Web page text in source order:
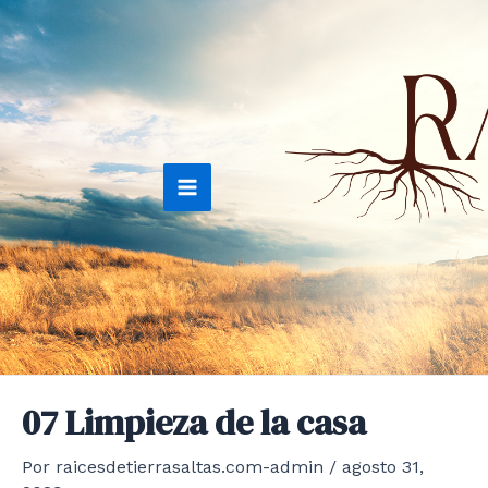
Ir
al
contenido
Main
Menu
07 Limpieza de la casa
Por raicesdetierrasaltas.com-admin / agosto 31,